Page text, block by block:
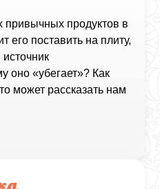
привычных продуктов в
его поставить на плиту,
оно «убегает»? Как
может рассказать нам